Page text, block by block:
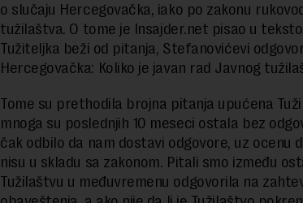
o slučaju Hercegovačka, iako po zakonu
tužilaštva. O tome je Insajder.net pisao u
Tužiteljka beži od pitanja, Stefanovićevi
Hercegovačka: Koliko je javan rad Javnog
Tome su prethodila brojna pitanja upućena
mnoga su poslednjih 10 meseci ostala bez
čak odbilo da nam dostavi odgovore, uz ocenu
nisu u skladu sa zakonom. Pitali smo između
Tužilaštvu u međuvremenu odgovorila na